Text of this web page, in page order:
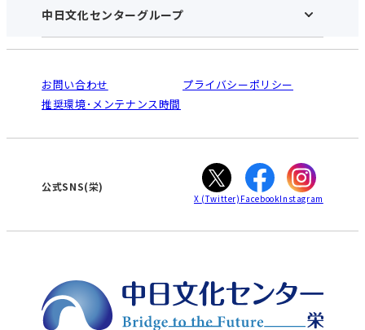
アクセス･営業時間
お申し込みの流れ
入会と受講のご案内
中日文化センターHOME
中日文化センターとは
受講規約・会員特典
ご利用ガイド
オンライン講座受講の手順
WEBサイトのよくある質問
中日文化センターグループ
南大高
犬山
高蔵寺
大垣
津
お問い合わせ
プライバシーポリシー
推奨環境･メンテナンス時間
公式SNS(栄)
X (Twitter) FacebookInstagram